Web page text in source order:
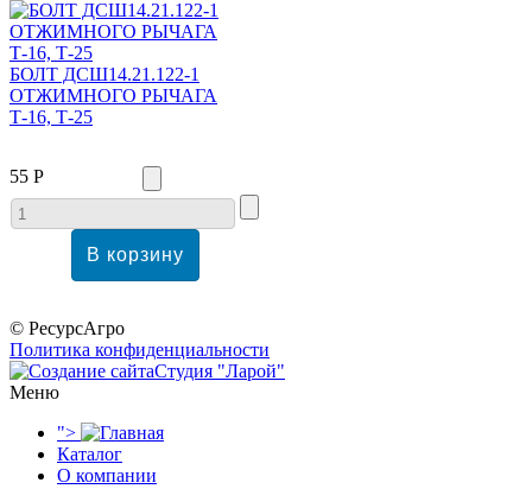
БОЛТ ДСШ14.21.122-1
ОТЖИМНОГО РЫЧАГА
Т-16, Т-25
55 Р
© РесурсАгро
Политика конфиденциальности
Студия "Ларой"
Меню
">
Каталог
О компании